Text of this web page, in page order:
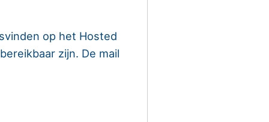
op het Hosted
zijn. De mail